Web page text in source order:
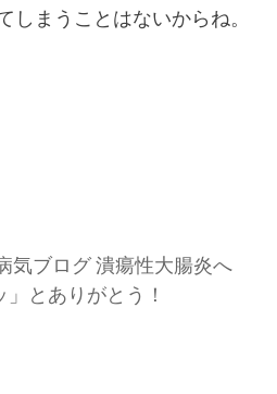
しまうことはないからね。
」とありがとう！